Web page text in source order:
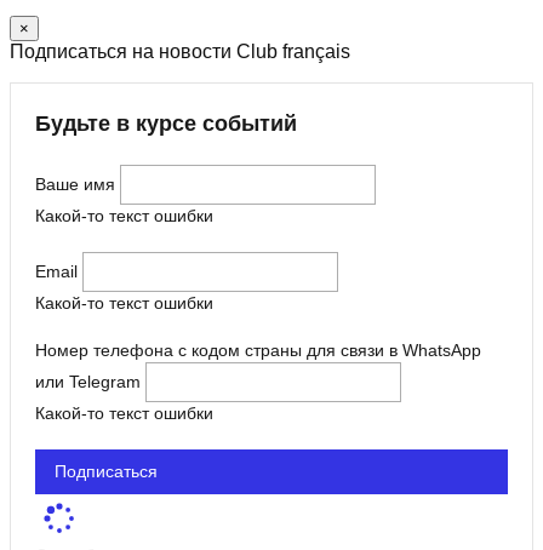
×
Подписаться на новости Club français
Будьте в курсе событий
Ваше имя
Какой-то текст ошибки
Email
Какой-то текст ошибки
Номер телефона с кодом страны для связи в WhatsApp
или Telegram
Какой-то текст ошибки
Подписаться